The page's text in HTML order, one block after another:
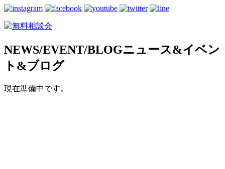
NEWS/EVENT/BLOGニュース&イベン
ト&ブログ
現在準備中です。